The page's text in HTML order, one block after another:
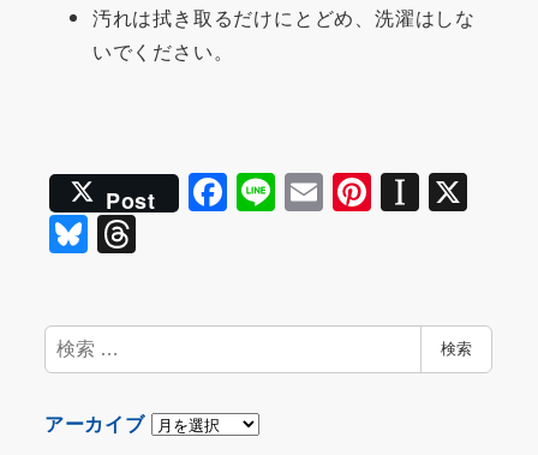
汚れは拭き取るだけにとどめ、洗濯はしな
いでください。
Post F
a
b
o
o
Li
n
E
m
Pi
nt
st
In
st
a
p
Bl
u
e
s
k
y
T
e
d
s
検
索
検索
アーカイブ ア